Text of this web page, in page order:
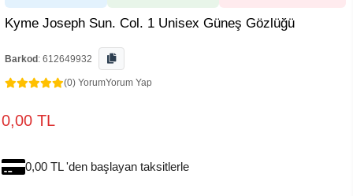
Kyme Joseph Sun. Col. 1 Unisex Güneş Gözlüğü
Barkod : 612649932
(0) YorumYorum Yap
0,00 TL
0,00 TL 'den başlayan taksitlerle